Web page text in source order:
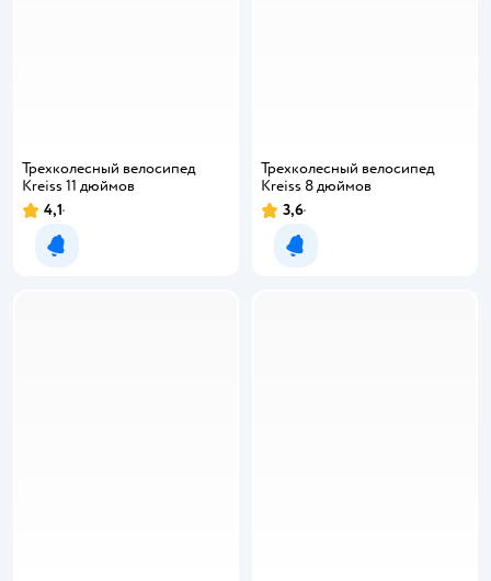
Трехколесный велосипед
Kreiss 11 дюймов
4,1
Уведомить о появлении
Трехколесный велосипед
Kreiss 8 дюймов
3,6
Уведомить о появлении